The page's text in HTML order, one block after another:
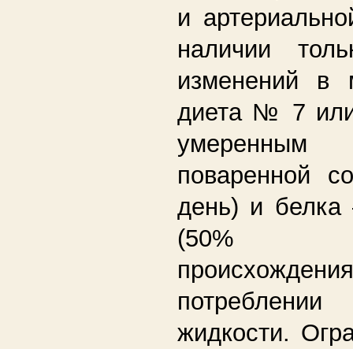
и
наличии
изменений в
диета № 7
умеренным
поваренной
день) и
(50%
жидкости.